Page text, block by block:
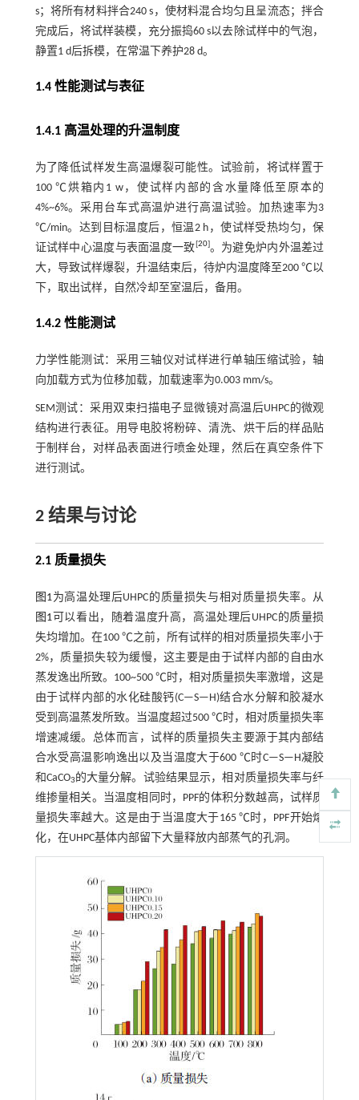
s；将所有材料拌合240 s，使材料混合均匀且呈流态；拌合
完成后，将试样装模，充分振捣60 s以去除试样中的气泡，
静置1 d后拆模，在常温下养护28 d。
1.4 性能测试与表征
1.4.1 高温处理的升温制度
为了降低试样发生高温爆裂可能性。试验前，将试样置于
100 ℃烘箱内1 w，使试样内部的含水量降低至原本的
4%~6%。采用台车式高温炉进行高温试验。加热速率为3
℃/min。达到目标温度后，恒温2 h，使试样受热均匀，保
证试样中心温度与表面温度一致 20] 。为避免炉内外温差过
大，导致试样爆裂，升温结束后，待炉内温度降至200 ℃以
下，取出试样，自然冷却至室温后，备用。
1.4.2 性能测试
力学性能测试：采用三轴仪对试样进行单轴压缩试验，轴
向加载方式为位移加载，加载速率为0.003 mm/s。
SEM测试：采用双束扫描电子显微镜对高温后UHPC的微观
结构进行表征。用导电胶将粉碎、清洗、烘干后的样品贴
于制样台，对样品表面进行喷金处理，然后在真空条件下
进行测试。
2 结果与讨论
2.1 质量损失
图1为高温处理后UHPC的质量损失与相对质量损失率。从
图1 可以看出，随着温度升高，高温处理后UHPC的质量损
失均增加。在100 ℃之前，所有试样的相对质量损失率小于
2%，质量损失较为缓慢，这主要是由于试样内部的自由水
蒸发逸出所致。100~500 ℃时，相对质量损失率激增，这是
由于试样内部的水化硅酸钙(C—S—H)结合水分解和胶凝水
受到高温蒸发所致。当温度超过500 ℃时，相对质量损失率
增速减缓。总体而言，试样的质量损失主要源于其内部结
合水受高温影响逸出以及当温度大于600 ℃时C—S—H凝胶
和CaCO3的大量分解。试验结果显示，相对质量损失率与纤
维掺量相关。当温度相同时，PPF的体积分数越高，试样质
量损失率越大。这是由于当温度大于165 ℃时，PPF开始熔
化，在UHPC基体内部留下大量释放内部蒸气的孔洞。